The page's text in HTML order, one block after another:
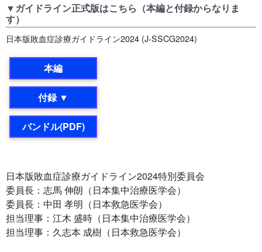
▼ガイドライン正式版はこちら（本編と付録からなりま
す）
日本版敗血症診療ガイドライン2024 (J-SSCG2024)
本編
付録 ▼
バンドル(PDF)
日本版敗血症診療ガイドライン2024特別委員会
委員長：志馬 伸朗（日本集中治療医学会）
委員長：中田 孝明（日本救急医学会）
担当理事：江木 盛時（日本集中治療医学会）
担当理事：久志本 成樹（日本救急医学会）